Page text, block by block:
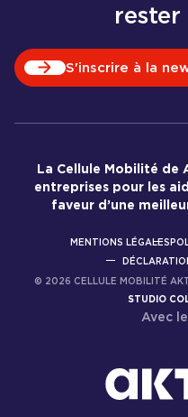
rester
S'inscrire à la
La Cellule Mobilité de
entreprises pour les
faveur d’une
MENTIONS LÉGALES
© 2026 CELLULE MOBILITÉ
STUDIO
Avec